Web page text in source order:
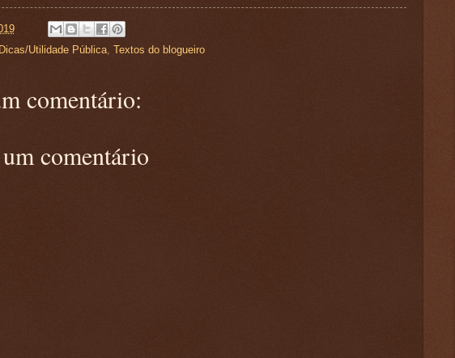
Dicas/Utilidade Pública, Textos do blogueiro
comentário:
comentário